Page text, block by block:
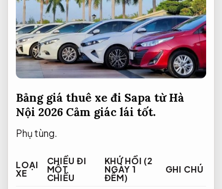
Bảng giá thuê xe đi Sapa từ Hà
Nội 2026 Cảm giác lái tốt.
Phụ tùng.
LOẠI
XE
CHIỀU ĐI
MỘT
CHIỀU
KHỨ HỒI (2
NGÀY 1
ĐÊM)
GHI CHÚ